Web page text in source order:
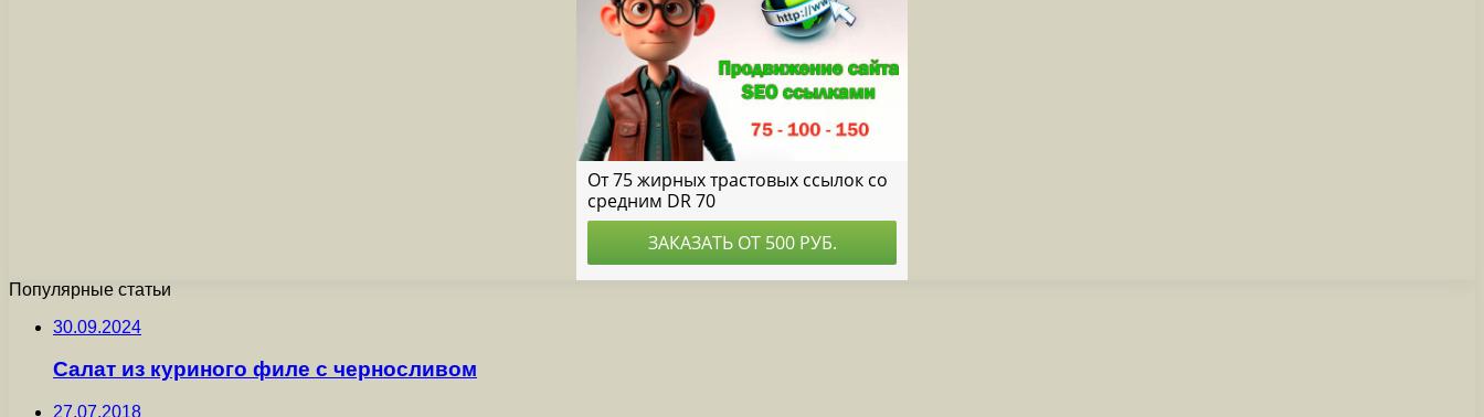
Популярные статьи
30.09.2024
Салат из куриного филе с черносливом
27.07.2018